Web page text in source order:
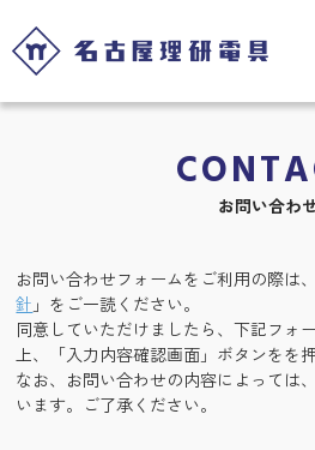
お問い合わ
お問い合わせフォームをご利用の際は
針 」をご一読ください。
同意していただけましたら、下記フォ
上、「入力内容確認画面」ボタンをを
なお、お問い合わせの内容によっては
います。ご了承ください。